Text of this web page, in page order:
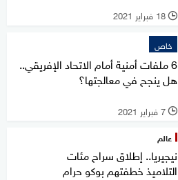
l 18 فبراير 2021
خاص
6 ملفات أمنية أمام الاتحاد الإفريقي..
هل ينجح في معالجتها؟
l 7 فبراير 2021
عالم
نيجيريا.. إطلاق سراح مئات
التلاميذ خطفتهم بوكو حرام